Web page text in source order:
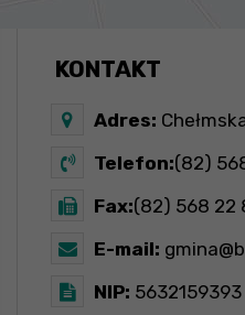
KONTAKT
Adres:
Telefon:(82)
Fax:(82) 568 22
E-mail:
NIP: 5632159393